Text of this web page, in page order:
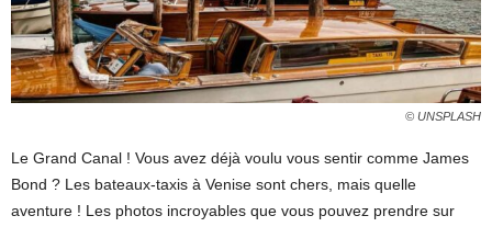
© UNSPLASH
Le Grand Canal ! Vous avez déjà voulu vous sentir comme James
Bond ? Les bateaux-taxis à Venise sont chers, mais quelle
aventure ! Les photos incroyables que vous pouvez prendre sur